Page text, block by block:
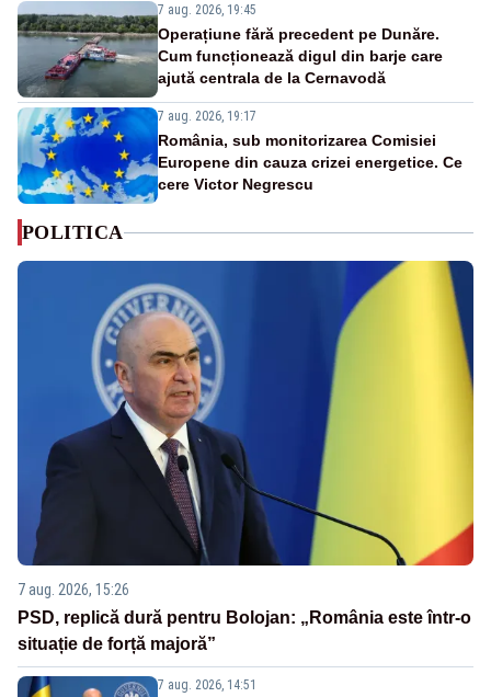
7 aug. 2026, 19:45
Operațiune fără precedent pe Dunăre.
Cum funcționează digul din barje care
ajută centrala de la Cernavodă
7 aug. 2026, 19:17
România, sub monitorizarea Comisiei
Europene din cauza crizei energetice. Ce
cere Victor Negrescu
POLITICA
7 aug. 2026, 15:26
PSD, replică dură pentru Bolojan: „România este într-o
situație de forță majoră”
7 aug. 2026, 14:51